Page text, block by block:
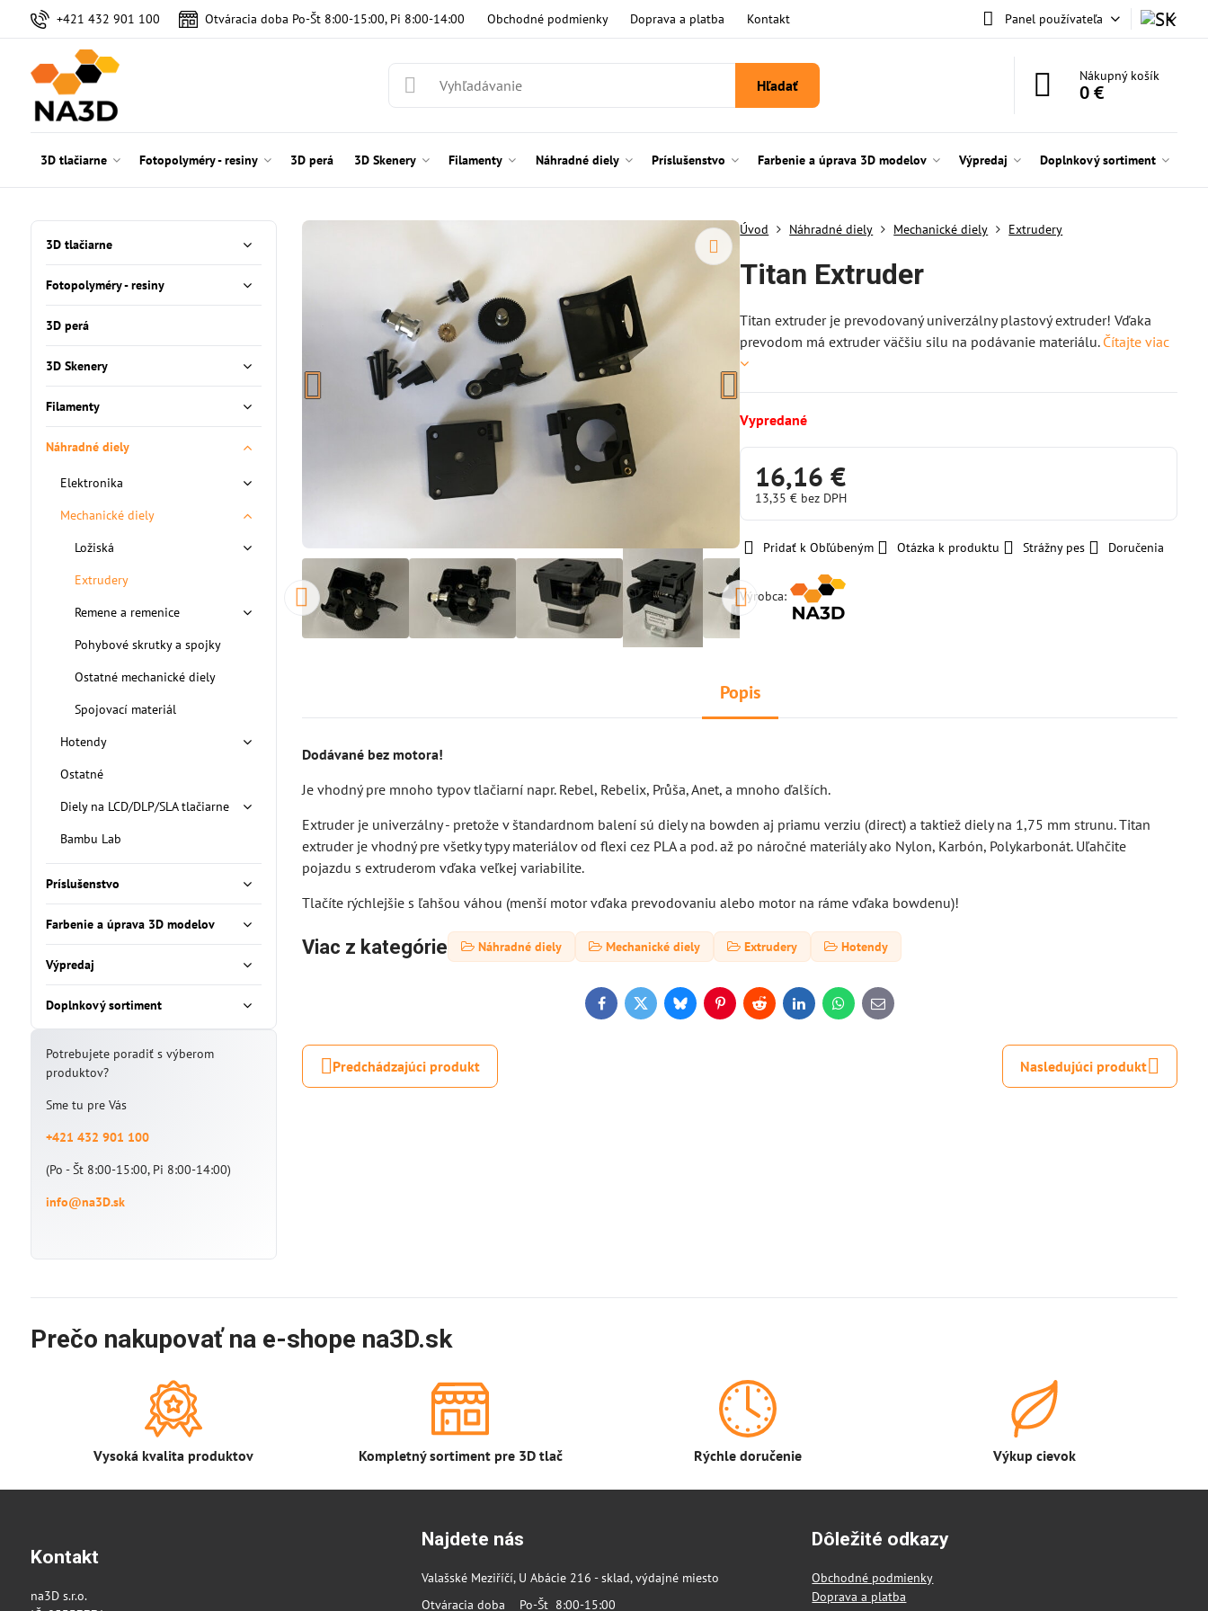
+421 432 901 100 Otváracia doba Po-Št 8:00-15:00, Pi 8:00-14:00 Obchodné podmienky Doprava a platba Kontakt Panel používateľa
Hľadať
Nákupný košík
0 €
3D tlačiarne Fotopolyméry - resiny 3D perá 3D Skenery Filamenty Náhradné diely Príslušenstvo Farbenie a úprava 3D modelov Výpredaj Doplnkový sortiment
Úvod Náhradné diely Mechanické diely Extrudery
Titan Extruder
Titan extruder je prevodovaný univerzálny plastový extruder! Vďaka
prevodom má extruder väčšiu silu na podávanie materiálu. Čítajte viac
Vypredané
16,16 €
13,35 € bez DPH
Pridať k Obľúbeným Otázka k produktu Strážny pes Doručenia
Výrobca:
Popis
Dodávané bez motora!
Je vhodný pre mnoho typov tlačiarní napr. Rebel, Rebelix, Průša, Anet, a mnoho ďalších.
Extruder je univerzálny - pretože v štandardnom balení sú diely na bowden aj priamu verziu (direct) a taktiež diely na 1,75 mm strunu. Titan
extruder je vhodný pre všetky typy materiálov od flexi cez PLA a pod. až po náročné materiály ako Nylon, Karbón, Polykarbonát. Uľahčite
pojazdu s extruderom vďaka veľkej variabilite.
Tlačíte rýchlejšie s ľahšou váhou (menší motor vďaka prevodovaniu alebo motor na ráme vďaka bowdenu)!
Viac z kategórie Náhradné diely Mechanické diely Extrudery Hotendy
FacebookTwitterBlueskyPinterestRedditLinkedInWhatsApp
E-
mail
Predchádzajúci produkt Nasledujúci produkt
3D tlačiarne
Fotopolyméry - resiny
3D perá
3D Skenery
Filamenty
Náhradné diely
Elektronika
Mechanické diely
Ložiská
Extrudery
Remene a remenice
Pohybové skrutky a spojky
Ostatné mechanické diely
Spojovací materiál
Hotendy
Ostatné
Diely na LCD/DLP/SLA tlačiarne
Bambu Lab
Príslušenstvo
Farbenie a úprava 3D modelov
Výpredaj
Doplnkový sortiment
Potrebujete poradiť s výberom
produktov?
Sme tu pre Vás
+421 432 901 100
(Po - Št 8:00-15:00, Pi 8:00-14:00)
info@na3D.sk
Prečo nakupovať na e-shope na3D.sk
Vysoká kvalita produktov Kompletný sortiment pre 3D tlač Rýchle doručenie Výkup cievok
Kontakt
na3D s.r.o.
Najdete nás
Valašské Meziříčí, U Abácie 216 - sklad, výdajné miesto
Otváracia doba Po-Št 8:00-15:00
Dôležité odkazy
Obchodné podmienky
Doprava a platba